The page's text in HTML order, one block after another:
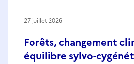
Forêts, changement
équilibre sylvo-
27 juillet 2026